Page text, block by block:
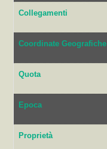
Collegamenti
Coordinate Geografiche
Quota
Epoca
Proprietà